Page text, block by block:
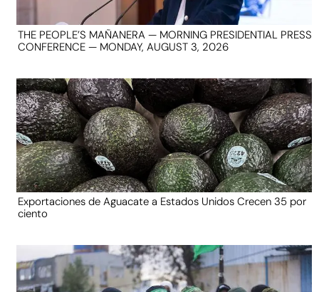
THE PEOPLE’S MAÑANERA — MORNING PRESIDENTIAL PRESS
CONFERENCE — MONDAY, AUGUST 3, 2026
Exportaciones de Aguacate a Estados Unidos Crecen 35 por
ciento